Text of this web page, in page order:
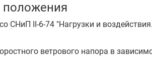
положения
СНиП II-6-74 "Нагрузки и
ветрового напора в